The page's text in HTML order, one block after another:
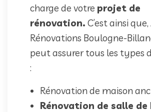
charge de votre projet de
rénovation. C’est ainsi
Rénovations Boulogne-
peut assurer tous les types
:
Rénovation de maison
Rénovation de salle de